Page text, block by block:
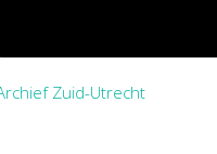
Zuid-Utrecht